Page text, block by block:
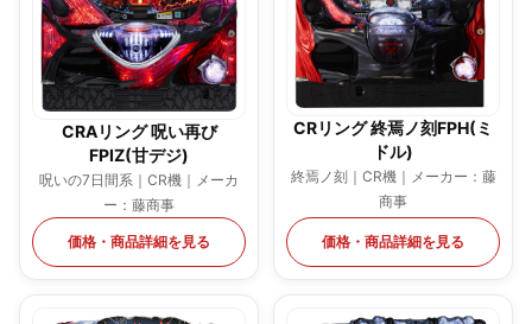
CRAリング 呪い再び
FPIZ(甘デジ)
呪いの7日間系｜CR機｜メーカ
ー：藤商事
価格・商品詳細を見る
CRリング 終焉ノ刻FPH(ミ
ドル)
終焉ノ刻｜CR機｜メーカー：藤
商事
価格・商品詳細を見る